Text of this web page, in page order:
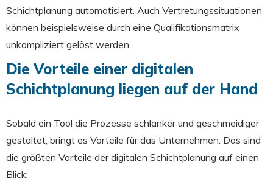
Schichtplanung automatisiert. Auch Vertretungssituationen
können beispielsweise durch eine Qualifikationsmatrix
unkompliziert gelöst werden.
Die Vorteile einer digitalen
Schichtplanung liegen auf der Hand
Sobald ein Tool die Prozesse schlanker und geschmeidiger
gestaltet, bringt es Vorteile für das Unternehmen. Das sind
die größten Vorteile der digitalen Schichtplanung auf einen
Blick: